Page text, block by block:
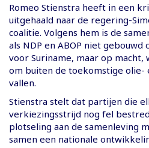
Romeo Stienstra heeft in een
uitgehaald naar de regering-
coalitie. Volgens hem is de
als NDP en ABOP niet
voor Suriname, maar op macht,
om buiten de toekomstige olie-
vallen.
Stienstra stelt dat partijen die
verkiezingsstrijd nog fel
plotseling aan de samenleving
samen een nationale